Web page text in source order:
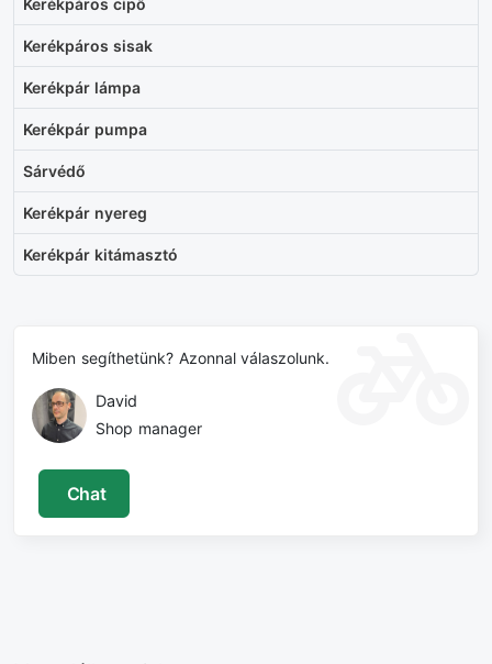
Kerékpáros cipő
Kerékpáros sisak
Kerékpár lámpa
Kerékpár pumpa
Sárvédő
Kerékpár nyereg
Kerékpár kitámasztó
Miben segíthetünk? Azonnal válaszolunk.
David
Shop manager
Chat